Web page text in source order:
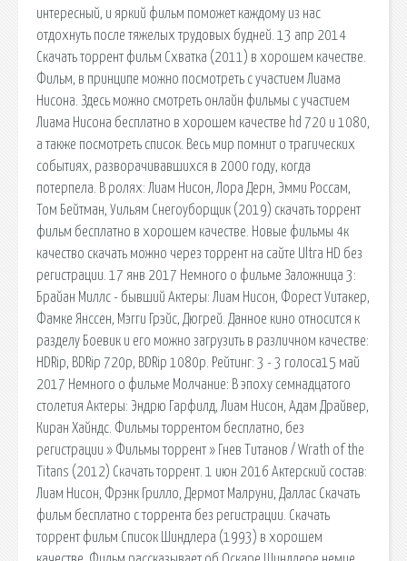
интересный, и яркий фильм поможет каждому из нас
отдохнуть после тяжелых трудовых будней. 13 апр 2014
Скачать торрент фильм Схватка (2011) в хорошем качестве.
Фильм, в принципе можно посмотреть с участием Лиама
Нисона. Здесь можно смотреть онлайн фильмы c участием
Лиама Нисона бесплатно в хорошем качестве hd 720 и 1080,
а также посмотреть список. Весь мир помнит о трагических
событиях, разворачивавшихся в 2000 году, когда
потерпела. В ролях: Лиам Нисон, Лора Дерн, Эмми Россам,
Том Бейтман, Уильям Снегоуборщик (2019) скачать торрент
фильм бесплатно в хорошем качестве. Новые фильмы 4к
качество скачать можно через торрент на сайте Ultra HD без
регистрации. 17 янв 2017 Немного о фильме Заложница 3:
Брайан Миллс - бывший Актеры: Лиам Нисон, Форест Уитакер,
Фамке Янссен, Мэгги Грэйс, Дюгрей. Данное кино относится к
разделу Боевик и его можно загрузить в различном качестве:
HDRip, BDRip 720p, BDRip 1080p. Рейтинг: 3 - 3 голоса15 май
2017 Немного о фильме Молчание: В эпоху семнадцатого
столетия Актеры: Эндрю Гарфилд, Лиам Нисон, Адам Драйвер,
Киран Хайндс. Фильмы торрентом бесплатно, без
регистрации » Фильмы торрент » Гнев Титанов / Wrath of the
Titans (2012) Скачать торрент. 1 июн 2016 Актерский состав:
Лиам Нисон, Фрэнк Грилло, Дермот Малруни, Даллас Скачать
фильм бесплатно с торрента без регистрации. Скачать
торрент фильм Список Шиндлера (1993) в хорошем